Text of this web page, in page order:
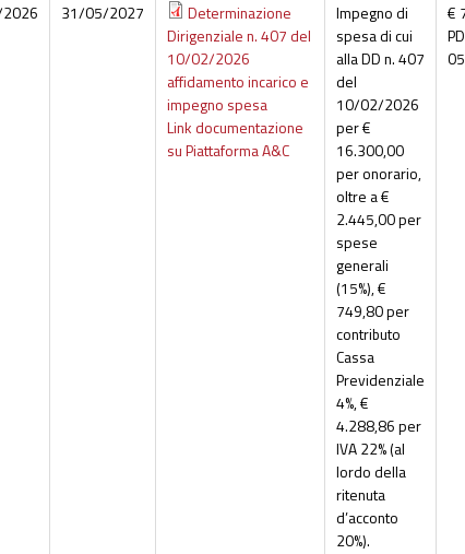
31/05/2027
Determinazione
Dirigenziale n. 407 del
10/02/2026
affidamento incarico e
impegno spesa
Link documentazione
su Piattaforma A&C
Impegno di
spesa di cui
alla DD n. 407
del
10/02/2026
per €
16.300,00
per onorario,
oltre a €
2.445,00 per
spese
generali
(15%), €
749,80 per
contributo
Cassa
Previdenziale
4%, €
4.288,86 per
IVA 22% (al
lordo della
ritenuta
d’acconto
20%).
€